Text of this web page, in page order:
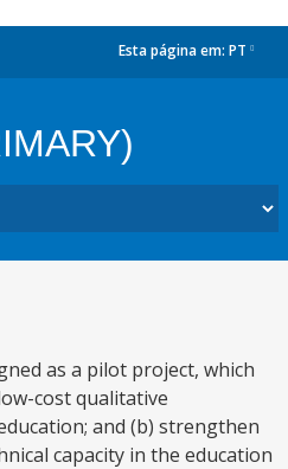
Esta página em: PT
as a pilot project, which
cost qualitative
and (b) strengthen
capacity in the education